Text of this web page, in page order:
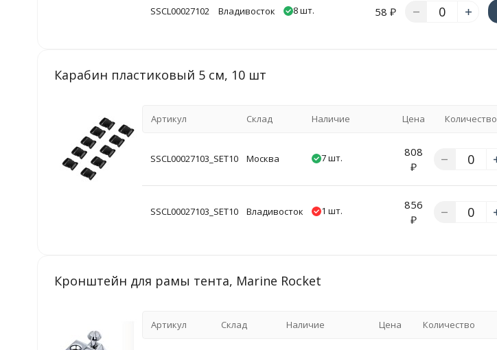
SSCL00027102 Владивосток 8 шт. 58 ₽
Карабин пластиковый 5 см, 10 шт
Артикул Склад Наличие Цена Количество
SSCL00027103_SET10 Москва 7 шт.
808
₽
SSCL00027103_SET10 Владивосток 1 шт.
856
₽
Кронштейн для рамы тента, Marine Rocket
Артикул Склад Наличие Цена Количество